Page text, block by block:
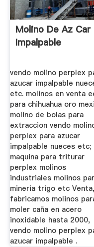
Molino De Az Car
Impalpable
vendo molino perplex
azucar impalpable
etc. molinos en venta
para chihuahua oro
molino de bolas para
extraccion vendo
perplex para azucar
impalpable nueces etc;
maquina para triturar
perplex molinos
industriales molinos
mineria trigo etc Venta,
fabricamos molinos
moler caña en acero
inoxidable hasta 2000,
vendo molino perplex
azucar impalpable .